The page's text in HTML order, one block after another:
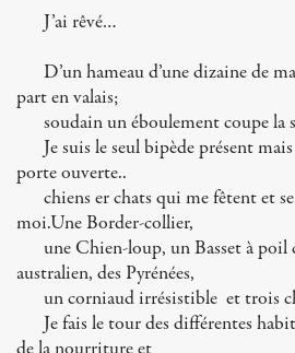
J’ai rêvé…
D’un hameau d’une dizaine de
part en valais;
soudain un éboulement coupe la
Je suis le seul bipède présent
porte ouverte..
chiens er chats qui me fêtent et
moi.Une Border-collier,
une Chien-loup, un Basset à poil
australien, des Pyrénées,
un corniaud irrésistible et trois
Je fais le tour des différentes